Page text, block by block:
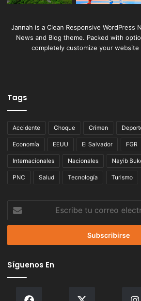
Jannah is a Clean Responsive WordPress
News and Blog theme. Packed with
completely customize your
Tags
Accidente Choque Crimen
Economía EEUU El Salvador FGR
Internacionales Nacionales Nayib
PNC Salud Tecnología Turismo
correo
Síguenos En